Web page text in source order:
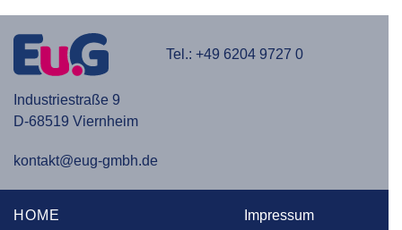
Tel.: +49 6204 9727 0
Industriestraße 9
D-68519 Viernheim
kontakt@eug-gmbh.de
HOME
Impressum